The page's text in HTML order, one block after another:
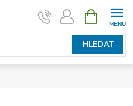
HLEDAT
NÁKUPNÍ
KOŠÍK